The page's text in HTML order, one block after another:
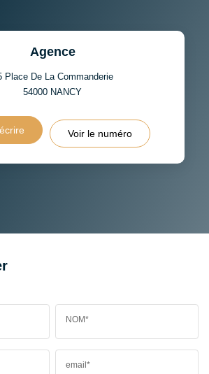
Agence
Place De La Commanderie
54000 NANCY
Voir le numéro
NOM*
email*